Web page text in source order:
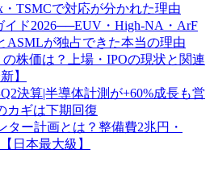
・TSMCで対応が分かれた理由
イド2026──EUV・High-NA・ArF
ASMLが独占できた本当の理由
の株価は？上場・IPOの現状と関連
】
決算|半導体計測が+60%成長も営
カギは下期回復
ター計画とは？整備費2兆円・
日本最大級】